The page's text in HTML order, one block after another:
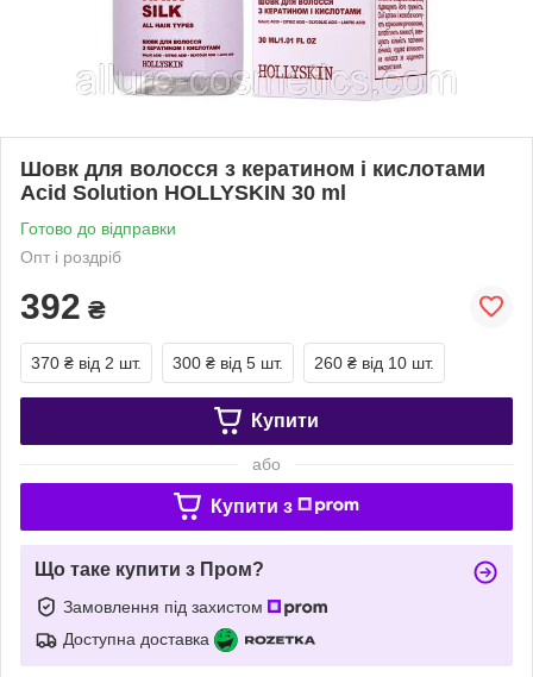
Шовк для волосся з кератином і кислотами
Acid Solution HOLLYSKIN 30 ml
Готово до відправки
Опт і роздріб
392 ₴
370 ₴ від 2 шт. 300 ₴ від 5 шт. 260 ₴ від 10 шт.
Купити
або
Купити з
Що таке купити з Пром?
Замовлення під захистом
Доступна доставка